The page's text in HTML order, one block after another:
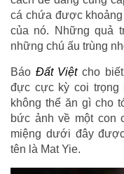
cá chứa được
của nó. Những quả
những chú ấu trùng
Báo Đất Việtcho
đực cực kỳ coi trọng
không thể ăn gì cho
bức ảnh về một con
miệng dưới đây
tên là Mat Yie.